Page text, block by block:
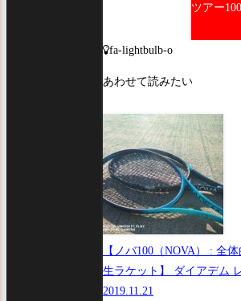
ツアー
fa-lightbulb-o
あわせて読みたい
【ノバ100（NOVA） : 全
生ラケット】 ダイアデム
2019.11.21